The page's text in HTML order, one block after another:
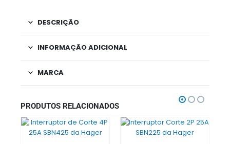
DESCRIÇÃO
INFORMAÇÃO ADICIONAL
MARCA
PRODUTOS RELACIONADOS